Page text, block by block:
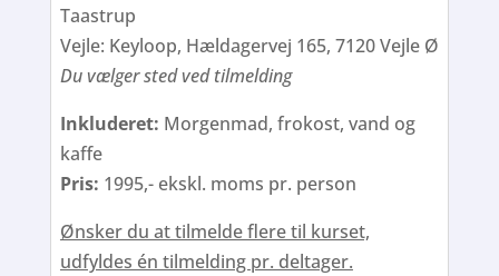
Taastrup
Vejle: Keyloop, Hældagervej 165, 7120 Vejle Ø
Du vælger sted ved tilmelding
Inkluderet: Morgenmad, frokost, vand og
kaffe
Pris: 1995,- ekskl. moms pr. person
Ønsker du at tilmelde flere til kurset,
udfyldes én tilmelding pr. deltager.